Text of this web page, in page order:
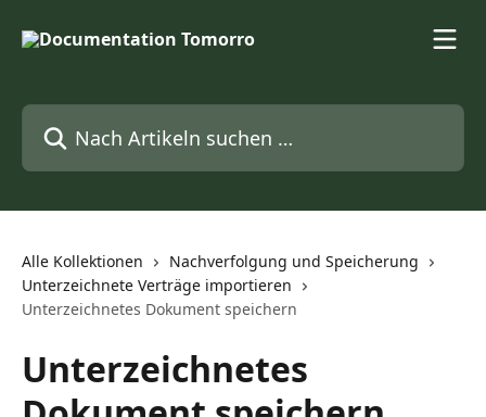
Nach Artikeln suchen …
Alle Kollektionen
Nachverfolgung und Speicherung
Unterzeichnete Verträge importieren
Unterzeichnetes Dokument speichern
Unterzeichnetes